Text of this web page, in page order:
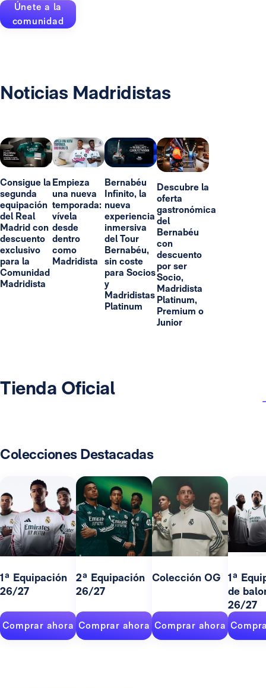
Únete a la
comunidad
Noticias Madridistas
Consigue la
segunda
equipación
del Real
Madrid con
descuento
exclusivo
para la
Comunidad
Madridista
Empieza
una nueva
temporada:
vívela
desde
dentro
como
Madridista
Bernabéu
Infinito, la
nueva
experiencia
inmersiva
del Tour
Bernabéu,
sin coste
para Socios
y
Madridistas
Platinum
Descubre la
oferta
gastronómica
del
Bernabéu
con
descuento
por ser
Socio,
Madridista
Platinum,
Premium o
Junior
Tienda Oficial
Colecciones Destacadas
1ª Equipación
26/27
Comprar ahora
2ª Equipación
26/27
Comprar ahora
Colección OG
Comprar ahora
1ª
de
26/27